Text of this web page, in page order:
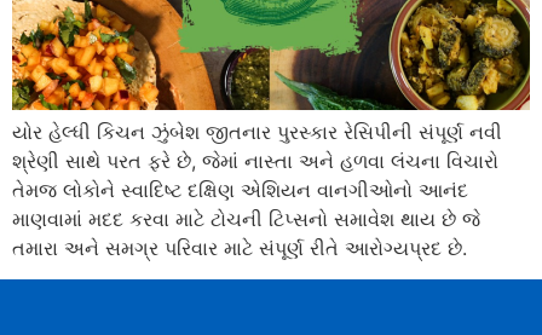
યોર હેલ્ધી કિચન ઝુંબેશ જીતનાર પુરસ્કાર રેસિપીની સંપૂર્ણ નવી
શ્રેણી સાથે પરત ફરે છે, જેમાં નાસ્તા અને હળવા લંચના વિચારો
તેમજ લોકોને સ્વાદિષ્ટ દક્ષિણ એશિયન વાનગીઓનો આનંદ
માણવામાં મદદ કરવા માટે ટોચની ટિપ્સનો સમાવેશ થાય છે જે
તમારા અને સમગ્ર પરિવાર માટે સંપૂર્ણ રીતે આરોગ્યપ્રદ છે.